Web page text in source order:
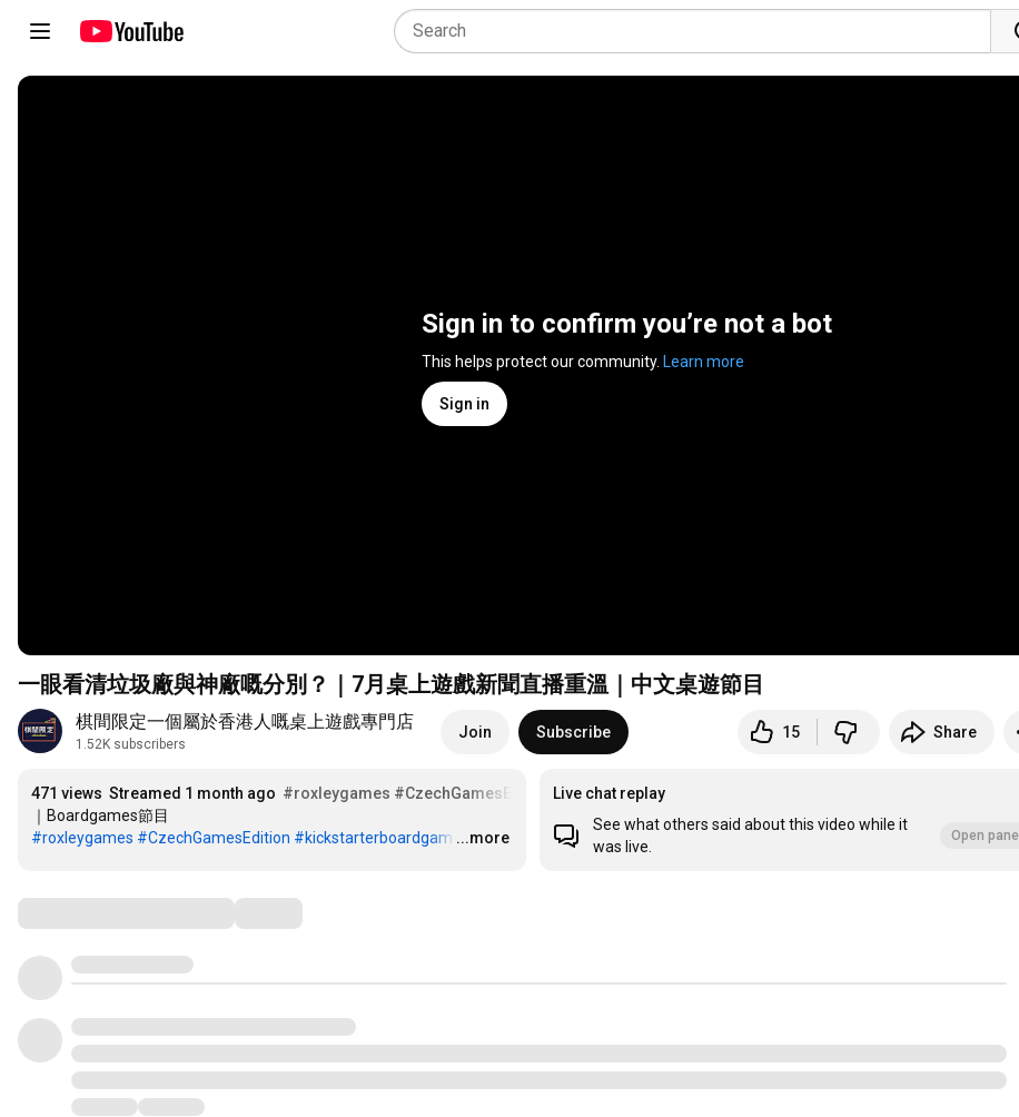
Sign in to confirm you’re not a bot
This helps protect our community. Learn more
Sign in
一眼看清垃圾廠與神廠嘅分別？｜7月桌上遊戲新聞直播重溫｜中文桌遊節目
棋間限定一個屬於香港人嘅桌上遊戲專門店
1.52K subscribers
Join Subscribe 15 Share
471 views Streamed 1 month ago #roxleygames #CzechGamesEdition
#kickstarterboardgames
#roxleygames #CzechGamesEdition #kickstarterboardgam …
...more
Live chat replay
See what others said about this video while it
was live.
Open panel